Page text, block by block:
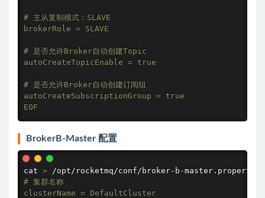
# 主从复制模式：SLAVE
brokerRole = SLAVE
# 是否允许Broker自动创建Topic
autoCreateTopicEnable = true
# 是否允许Broker自动创建订阅组
autoCreateSubscriptionGroup = true
EOF
BrokerB-Master 配置
cat > /opt/rocketmq/conf/broker-b-
# 集群名称
clusterName = DefaultCluster